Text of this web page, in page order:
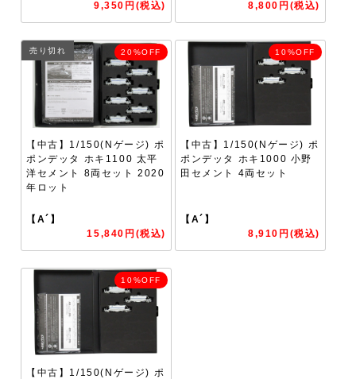
9,350円(税込)
8,800円(税込)
売り切れ 20%OFF
【中古】1/150(Nゲージ) ポ
ポンデッタ ホキ1100 太平
洋セメント 8両セット 2020
年ロット
【A´】
15,840円(税込)
10%OFF
【中古】1/150(Nゲージ) ポ
ポンデッタ ホキ1000 小野
田セメント 4両セット
【A´】
8,910円(税込)
10%OFF
【中古】1/150(Nゲージ) ポ